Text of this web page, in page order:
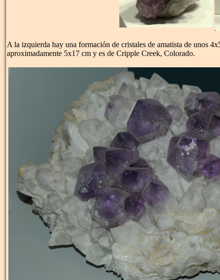
A la izquierda hay una formación de cristales de amatista de unos
aproximadamente 5x17 cm y es de Cripple Creek, Colorado.